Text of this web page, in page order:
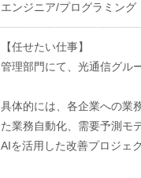
エンジニア/プログラミング
【任せたい仕事】
管理部門にて、光通信グル
具体的には、各企業への業
た業務自動化、需要予測モ
AIを活用した改善プロジェ